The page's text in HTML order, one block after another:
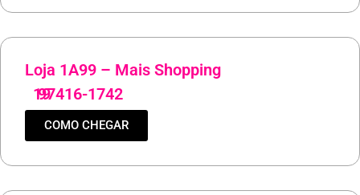
Loja 1A99 – Mais Shopping
19
97416-1742
COMO CHEGAR